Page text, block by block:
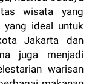
wisata yang
ideal untuk
Jakarta dan
juga menjadi
warisan